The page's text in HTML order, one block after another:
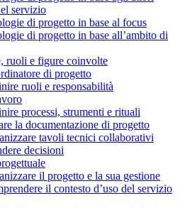
servizio
di progetto in base al focus
di progetto in base all’ambito di
ruoli e figure coinvolte
di progetto
ruoli e responsabilità
processi, strumenti e rituali
la documentazione di progetto
tavoli tecnici collaborativi
decisioni
il progetto e la sua gestione
il contesto d’uso del servizio